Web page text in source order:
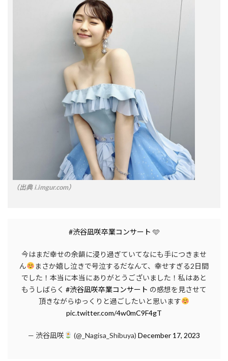
（出典 i.imgur.com）
#渋谷凪咲卒業コンサート 🩵
今はまだ幸せの余韻に浸り過ぎていてなにも手につきませ
ん
まさか嬉し泣きで号泣するだなんて、幸せすぎる2日間
でした！本当に本当にありがとうございました！私はあと
もうしばらく #渋谷凪咲卒業コンサート の感想を見させて
頂きながらゆっくりと過ごしたいと思います
pic.twitter.com/4w0mC9F4gT
— 渋谷凪咲 (@_Nagisa_Shibuya) December 17, 2023